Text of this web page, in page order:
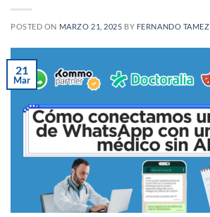
POSTED ON MARZO 21, 2025 BY FERNANDO TAMEZ
21
Mar